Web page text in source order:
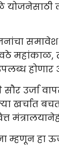
उर्जा
खर्चात
म्हणून हा